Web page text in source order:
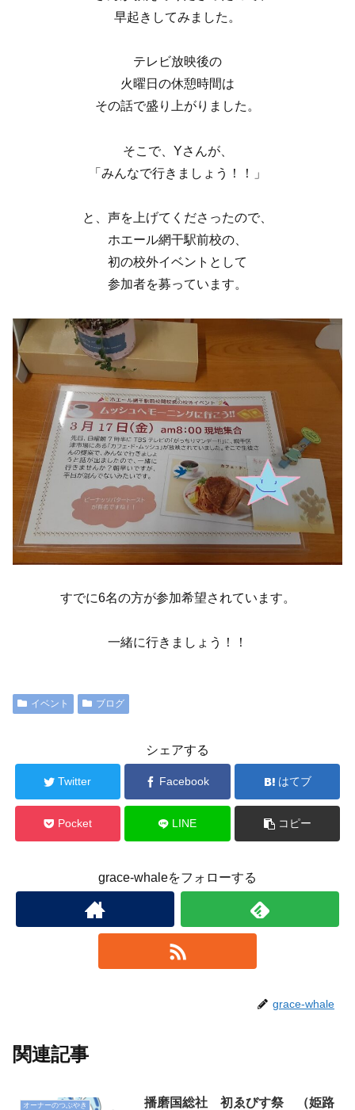
早起きしてみました。
テレビ放映後の
火曜日の休憩時間は
その話で盛り上がりました。
そこで、Yさんが、
「みんなで行きましょう！！」
と、声を上げてくださったので、
ホエール網干駅前校の、
初の校外イベントとして
参加者を募っています。
すでに6名の方が参加希望されています。
一緒に行きましょう！！
イベント ブログ
シェアする
Twitter Facebook はてブ
Pocket LINE コピー
grace-whaleをフォローする
grace-whale
関連記事
オーナーのつぶやき 播磨国総社 初ゑびす祭 （姫路